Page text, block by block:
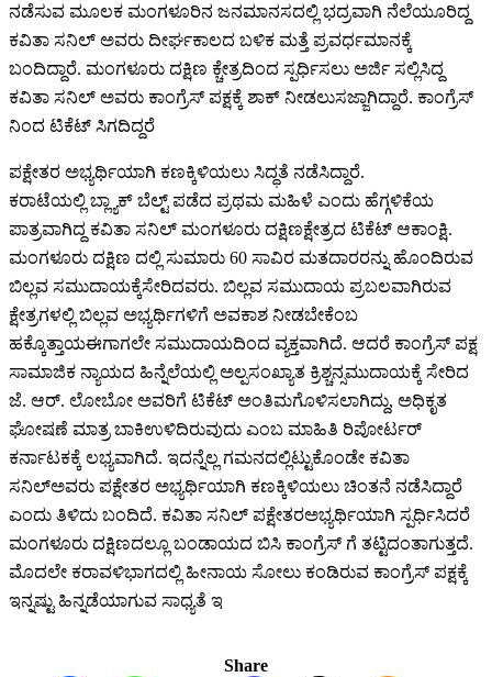
ನಡೆಸುವ ಮೂಲಕ ಮಂಗಳೂರಿನ ಜನಮಾನಸದಲ್ಲಿ ಭದ್ರವಾಗಿ ನೆಲೆಯೂರಿದ್ದ
ಕವಿತಾ ಸನಿಲ್ ಅವರು ದೀರ್ಘಕಾಲದ ಬಳಿಕ ಮತ್ತೆ ಪ್ರವರ್ಧಮಾನಕ್ಕೆ
ಬಂದಿದ್ದಾರೆ. ಮಂಗಳೂರು ದಕ್ಷಿಣ ಕ್ಚೇತ್ರದಿಂದ ಸ್ಪರ್ಧಿಸಲು ಅರ್ಜಿ ಸಲ್ಲಿಸಿದ್ದ
ಕವಿತಾ ಸನಿಲ್ ಅವರು ಕಾಂಗ್ರೆಸ್ ಪಕ್ಷಕ್ಕೆ ಶಾಕ್ ನೀಡಲುಸಜ್ಜಾಗಿದ್ದಾರೆ. ಕಾಂಗ್ರೆಸ್
ನಿಂದ ಟಿಕೆಟ್ ಸಿಗದಿದ್ದರೆ
ಪಕ್ಷೇತರ ಅಭ್ಯರ್ಥಿಯಾಗಿ ಕಣಕ್ಕಿಳಿಯಲು ಸಿದ್ಧತೆ ನಡೆಸಿದ್ದಾರೆ.
ಕರಾಟೆಯಲ್ಲಿ ಬ್ಲ್ಯಾಕ್ ಬೆಲ್ಟ್ ಪಡೆದ ಪ್ರಥಮ ಮಹಿಳೆ ಎಂದು ಹೆಗ್ಗಳಿಕೆಯ
ಪಾತ್ರವಾಗಿದ್ದ ಕವಿತಾ ಸನಿಲ್ ಮಂಗಳೂರು ದಕ್ಷಿಣಕ್ಷೇತ್ರದ ಟಿಕೆಟ್ ಆಕಾಂಕ್ಷಿ.
ಮಂಗಳೂರು ದಕ್ಷಿಣ ದಲ್ಲಿ ಸುಮಾರು 60 ಸಾವಿರ ಮತದಾರರನ್ನು ಹೊಂದಿರುವ
ಬಿಲ್ಲವ ಸಮುದಾಯಕ್ಕೆಸೇರಿದವರು. ಬಿಲ್ಲವ ಸಮುದಾಯ ಪ್ರಬಲವಾಗಿರುವ
ಕ್ಷೇತ್ರಗಳಲ್ಲಿ ಬಿಲ್ಲವ ಅಭ್ಯರ್ಥಿಗಳಿಗೆ ಅವಕಾಶ ನೀಡಬೇಕೆಂಬ
ಹಕ್ಕೊತ್ತಾಯಈಗಾಗಲೇ ಸಮುದಾಯದಿಂದ ವ್ಯಕ್ತವಾಗಿದೆ. ಆದರೆ ಕಾಂಗ್ರೆಸ್ ಪಕ್ಷ
ಸಾಮಾಜಿಕ ನ್ಯಾಯದ ಹಿನ್ನೆಲೆಯಲ್ಲಿ ಅಲ್ಪಸಂಖ್ಯಾತ ಕ್ರಿಶ್ಚನ್ಸಮುದಾಯಕ್ಕೆ ಸೇರಿದ
ಜೆ. ಆರ್. ಲೋಬೋ ಅವರಿಗೆ ಟಿಕೆಟ್ ಅಂತಿಮಗೊಳಿಸಲಾಗಿದ್ದು, ಅಧಿಕೃತ
ಘೋಷಣೆ ಮಾತ್ರ ಬಾಕಿಉಳಿದಿರುವುದು ಎಂಬ ಮಾಹಿತಿ ರಿಪೋರ್ಟರ್
ಕರ್ನಾಟಕಕ್ಕೆ ಲಭ್ಯವಾಗಿದೆ. ಇದನ್ನೆಲ್ಲ ಗಮನದಲ್ಲಿಟ್ಟುಕೊಂಡೇ ಕವಿತಾ
ಸನಿಲ್ಅವರು ಪಕ್ಷೇತರ ಅಭ್ಯರ್ಥಿಯಾಗಿ ಕಣಕ್ಕಿಳಿಯಲು ಚಿಂತನೆ ನಡೆಸಿದ್ದಾರೆ
ಎಂದು ತಿಳಿದು ಬಂದಿದೆ. ಕವಿತಾ ಸನಿಲ್ ಪಕ್ಷೇತರಅಭ್ಯರ್ಥಿಯಾಗಿ ಸ್ಪರ್ಧಿಸಿದರೆ
ಮಂಗಳೂರು ದಕ್ಷಿಣದಲ್ಲೂ ಬಂಡಾಯದ ಬಿಸಿ ಕಾಂಗ್ರೆಸ್ ಗೆ ತಟ್ಟಿದಂತಾಗುತ್ತದೆ.
ಮೊದಲೇ ಕರಾವಳಿಭಾಗದಲ್ಲಿ ಹೀನಾಯ ಸೋಲು ಕಂಡಿರುವ ಕಾಂಗ್ರೆಸ್ ಪಕ್ಷಕ್ಕೆ
ಇನ್ನಷ್ಟು ಹಿನ್ನಡೆಯಾಗುವ ಸಾಧ್ಯತೆ ಇ
Share